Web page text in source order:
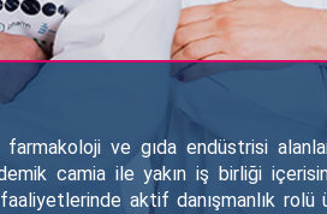
farmakoloji ve gıda endüstrisi
camia ile yakın iş birliği
aktif danışmanlık